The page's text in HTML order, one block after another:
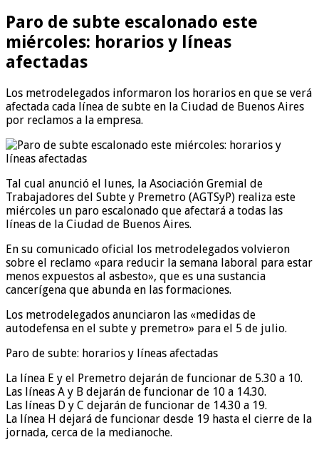
Paro de subte escalonado este
miércoles: horarios y líneas
afectadas
Los metrodelegados informaron los horarios en que se verá
afectada cada línea de subte en la Ciudad de Buenos Aires
por reclamos a la empresa.
Tal cual anunció el lunes, la Asociación Gremial de
Trabajadores del Subte y Premetro (AGTSyP) realiza este
miércoles un paro escalonado que afectará a todas las
líneas de la Ciudad de Buenos Aires.
En su comunicado oficial los metrodelegados volvieron
sobre el reclamo «para reducir la semana laboral para estar
menos expuestos al asbesto», que es una sustancia
cancerígena que abunda en las formaciones.
Los metrodelegados anunciaron las «medidas de
autodefensa en el subte y premetro» para el 5 de julio.
Paro de subte: horarios y líneas afectadas
La línea E y el Premetro dejarán de funcionar de 5.30 a 10.
Las líneas A y B dejarán de funcionar de 10 a 14.30.
Las líneas D y C dejarán de funcionar de 14.30 a 19.
La línea H dejará de funcionar desde 19 hasta el cierre de la
jornada, cerca de la medianoche.